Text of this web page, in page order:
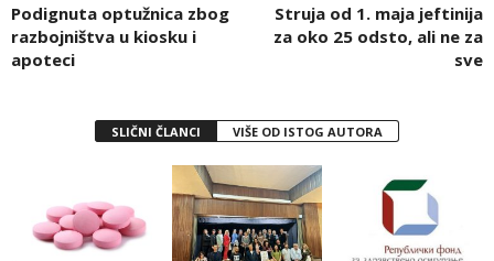
Podignuta optužnica zbog
razbojništva u kiosku i
apoteci
Struja od 1. maja jeftinija
za oko 25 odsto, ali ne za
sve
SLIČNI ČLANCI VIŠE OD ISTOG AUTORA